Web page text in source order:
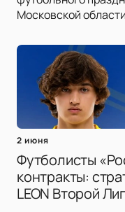
Московской
2 июня
Футболисты
контракты:
LEON Второй